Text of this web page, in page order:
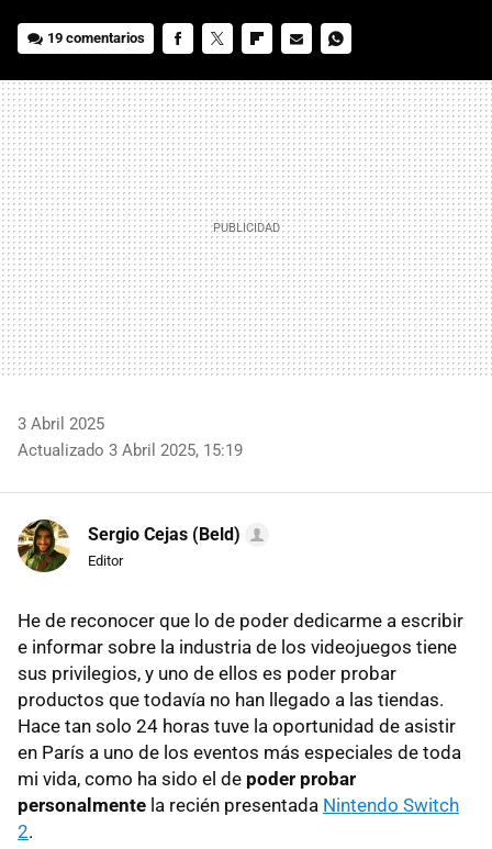
19 comentarios
MAIL
3 Abril 2025
Actualizado 3 Abril 2025, 15:19
Sergio Cejas (Beld)
Editor
He de reconocer que lo de poder dedicarme a escribir
e informar sobre la industria de los videojuegos tiene
sus privilegios, y uno de ellos es poder probar
productos que todavía no han llegado a las tiendas.
Hace tan solo 24 horas tuve la oportunidad de asistir
en París a uno de los eventos más especiales de toda
mi vida, como ha sido el de poder probar
personalmente la recién presentada Nintendo Switch
2.